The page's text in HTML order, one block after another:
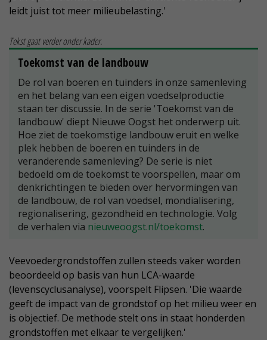
leidt juist tot meer milieubelasting.'
Tekst gaat verder onder kader.
Toekomst van de landbouw
De rol van boeren en tuinders in onze samenleving
en het belang van een eigen voedselproductie
staan ter discussie. In de serie 'Toekomst van de
landbouw' diept Nieuwe Oogst het onderwerp uit.
Hoe ziet de toekomstige landbouw eruit en welke
plek hebben de boeren en tuinders in de
veranderende samenleving? De serie is niet
bedoeld om de toekomst te voorspellen, maar om
denkrichtingen te bieden over hervormingen van
de landbouw, de rol van voedsel, mondialisering,
regionalisering, gezondheid en technologie. Volg
de verhalen via nieuweoogst.nl/toekomst.
Veevoedergrondstoffen zullen steeds vaker worden
beoordeeld op basis van hun LCA-waarde
(levenscyclusanalyse), voorspelt Flipsen. 'Die waarde
geeft de impact van de grondstof op het milieu weer en
is objectief. De methode stelt ons in staat honderden
grondstoffen met elkaar te vergelijken.'